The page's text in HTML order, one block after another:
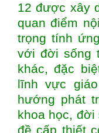
12 được xây
quan điểm
trọng tính
với đời sống
khác, đặc
lĩnh vực
hướng phát
khoa học, đời
đề cấp thiết